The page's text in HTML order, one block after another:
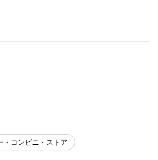
・コンビニ・ストア